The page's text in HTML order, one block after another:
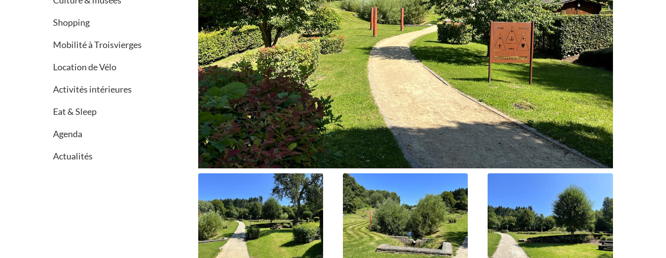
Shopping
Mobilité à Troisvierges
Location de Vélo
Activités intérieures
Eat & Sleep
Agenda
Actualités